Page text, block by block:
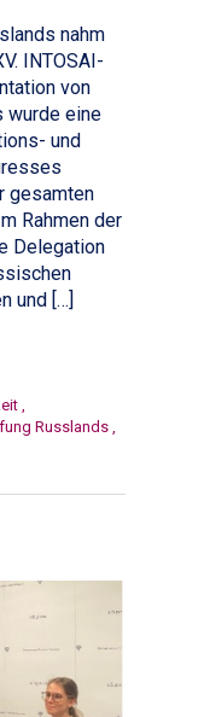
nahm
INTOSAI-
von
wurde eine
und
gesamten
Rahmen der
Delegation
und […]
,
Russlands ,